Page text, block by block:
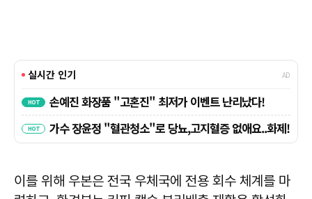
이를 위해 우본은 전국 우체국에 전용 회수 체계를 마